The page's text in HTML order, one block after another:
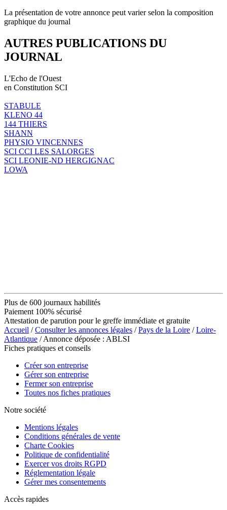
La présentation de votre annonce peut varier selon la composition
graphique du journal
AUTRES PUBLICATIONS DU
JOURNAL
L'Echo de l'Ouest
en Constitution SCI
STABULE
KLENO 44
144 THIERS
SHANN
PHYSIO VINCENNES
SCI CCI LES SALORGES
SCI LEONIE-ND HERGIGNAC
LOWA
Plus de 600 journaux habilités
Paiement 100% sécurisé
Attestation de parution pour le greffe immédiate et gratuite
Accueil /Consulter les annonces légales /Pays de la Loire /Loire-
Atlantique / Annonce déposée : ABLSI
Fiches pratiques et conseils
Créer son entreprise
Gérer son entreprise
Fermer son entreprise
Toutes nos fiches pratiques
Notre société
Mentions légales
Conditions générales de vente
Charte Cookies
Politique de confidentialité
Exercer vos droits RGPD
Réglementation légale
Gérer mes consentements
Accès rapides